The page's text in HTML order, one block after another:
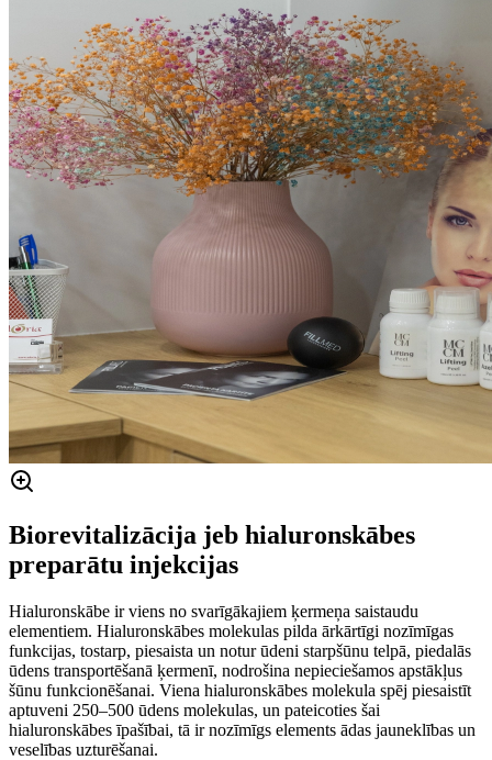
Biorevitalizācija jeb hialuronskābes
preparātu injekcijas
Hialuronskābe ir viens no svarīgākajiem ķermeņa saistaudu
elementiem. Hialuronskābes molekulas pilda ārkārtīgi nozīmīgas
funkcijas, tostarp, piesaista un notur ūdeni starpšūnu telpā, piedalās
ūdens transportēšanā ķermenī, nodrošina nepieciešamos apstākļus
šūnu funkcionēšanai. Viena hialuronskābes molekula spēj piesaistīt
aptuveni 250–500 ūdens molekulas, un pateicoties šai
hialuronskābes īpašībai, tā ir nozīmīgs elements ādas jauneklības un
veselības uzturēšanai.